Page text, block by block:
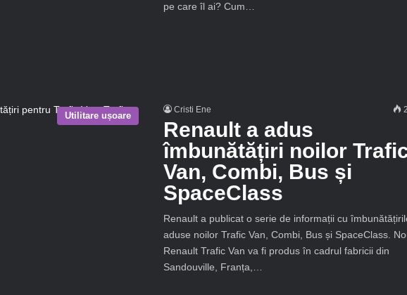
pe care îl ai? Cum…
Utilitare ușoare
Cristi Ene
Renault a adus
îmbunătățiri noilor
Van, Combi, Bus și
SpaceClass
Renault a publicat o serie de informații cu
aduse noilor Trafic Van, Combi, Bus și SpaceClass.
Renault Trafic Van va fi produs în cadrul fabricii din
Sandouville, Franța,…